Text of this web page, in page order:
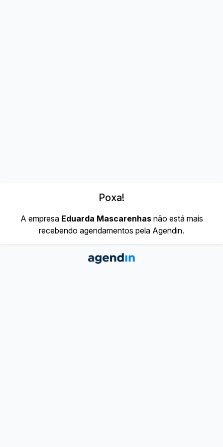
Poxa!
A empresa Eduarda Mascarenhasnão está mais
recebendo agendamentos pela Agendin.